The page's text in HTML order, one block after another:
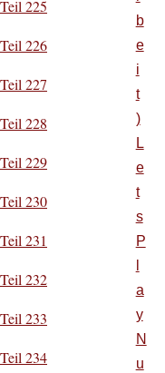
Teil 225
Teil 226
Teil 227
Teil 228
Teil 229
Teil 230
Teil 231
Teil 232
Teil 233
Teil 234
b
e
i
t
)
L
e
t
s
P
a
y
N
u